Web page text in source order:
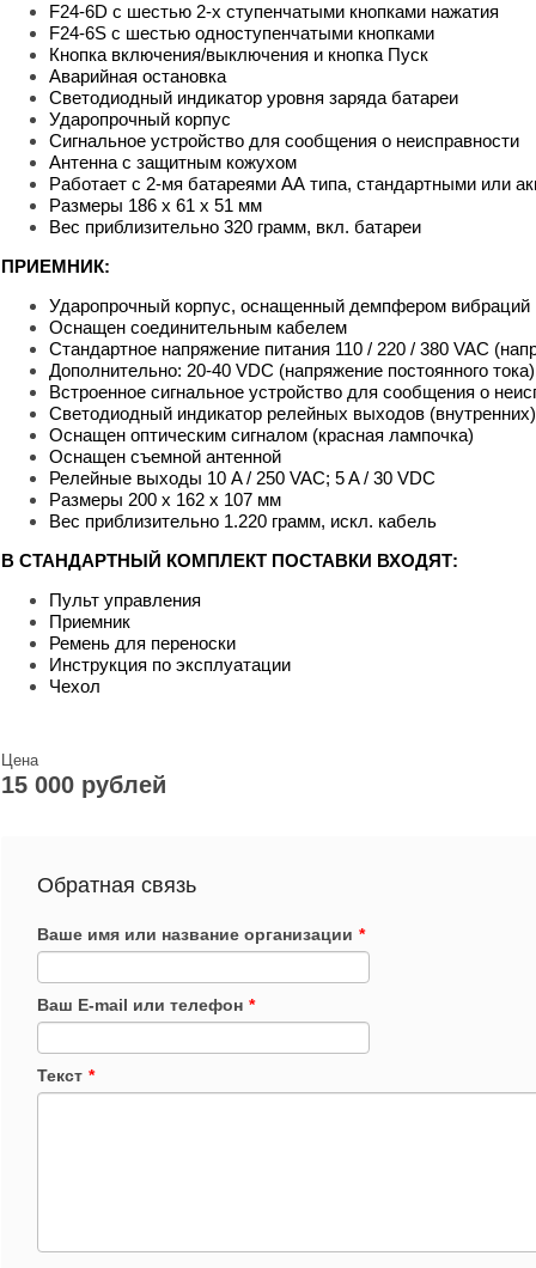
F24-6D с шестью 2-х ступенчатыми кнопками нажатия
F24-6S с шестью одноступенчатыми кнопками
Кнопка включения/выключения и кнопка Пуск
Аварийная остановка
Светодиодный индикатор уровня заряда батареи
Ударопрочный корпус
Сигнальное устройство для сообщения о неисправности
Антенна с защитным кожухом
Работает с 2-мя батареями АА типа, стандартными или
Размеры 186 x 61 x 51 мм
Вес приблизительно 320 грамм, вкл. батареи
ПРИЕМНИК:
Ударопрочный корпус, оснащенный демпфером вибраций
Оснащен соединительным кабелем
Стандартное напряжение питания 110 / 220 / 380 VAС
Дополнительно: 20-40 VDC (напряжение постоянного тока)
Встроенное сигнальное устройство для сообщения о
Светодиодный индикатор релейных выходов (внутренних)
Оснащен оптическим сигналом (красная лампочка)
Оснащен съемной антенной
Релейные выходы 10 A / 250 VAC; 5 A / 30 VDC
Размеры 200 x 162 x 107 мм
Вес приблизительно 1.220 грамм, искл. кабель
В СТАНДАРТНЫЙ КОМПЛЕКТ ПОСТАВКИ ВХОДЯТ:
Пульт управления
Приемник
Ремень для переноски
Инструкция по эксплуатации
Чехол
Цена
15 000 рублей
Обратная связь
Ваше имя или название организации *
Ваш E-mail или телефон *
Текст *